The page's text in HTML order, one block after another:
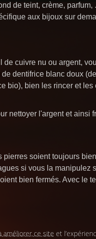
de teint, crème, parfum,
aux bijoux sur
cuivre nu ou argent,
dentifrice blanc doux
bio), bien les rincer et
nettoyer l'argent et ainsi
pierres soient toujours
si vous la manipulez
bien fermés. Avec le
ce site et